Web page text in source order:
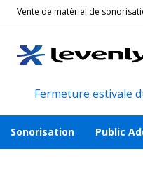
Vente de matériel de
Fermeture estivale
Sonorisation Public